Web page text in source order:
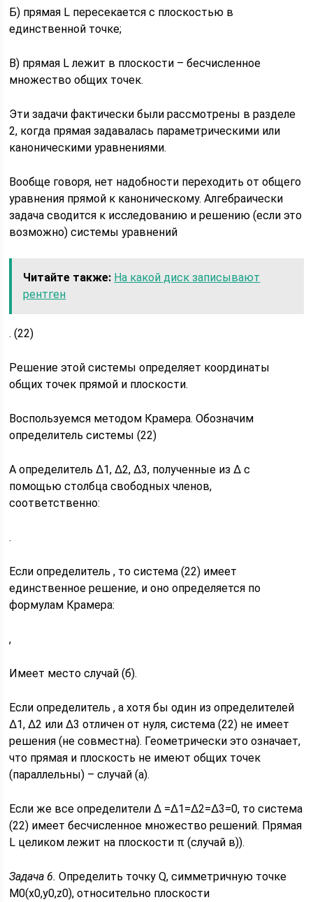
Б) прямая L пересекается с плоскостью в
единственной точке;
В) прямая L лежит в плоскости – бесчисленное
множество общих точек.
Эти задачи фактически были рассмотрены в разделе
2, когда прямая задавалась параметрическими или
каноническими уравнениями.
Вообще говоря, нет надобности переходить от общего
уравнения прямой к каноническому. Алгебраически
задача сводится к исследованию и решению (если это
возможно) системы уравнений
Читайте также: На какой диск записывают
рентген
. (22)
Решение этой системы определяет координаты
общих точек прямой и плоскости.
Воспользуемся методом Крамера. Обозначим
определитель системы (22)
А определитель Δ1, Δ2, Δ3, полученные из Δ с
помощью столбца свободных членов,
соответственно:
.
Если определитель , то система (22) имеет
единственное решение, и оно определяется по
формулам Крамера:
,
Имеет место случай (б).
Если определитель , а хотя бы один из определителей
Δ1, Δ2 или Δ3 отличен от нуля, система (22) не имеет
решения (не совместна). Геометрически это означает,
что прямая и плоскость не имеют общих точек
(параллельны) – случай (а).
Если же все определители Δ =Δ1=Δ2=Δ3=0, то система
(22) имеет бесчисленное множество решений. Прямая
L целиком лежит на плоскости π (случай в)).
Задача 6. Определить точку Q, симметричную точке
M0(x0,y0,z0), относительно плоскости